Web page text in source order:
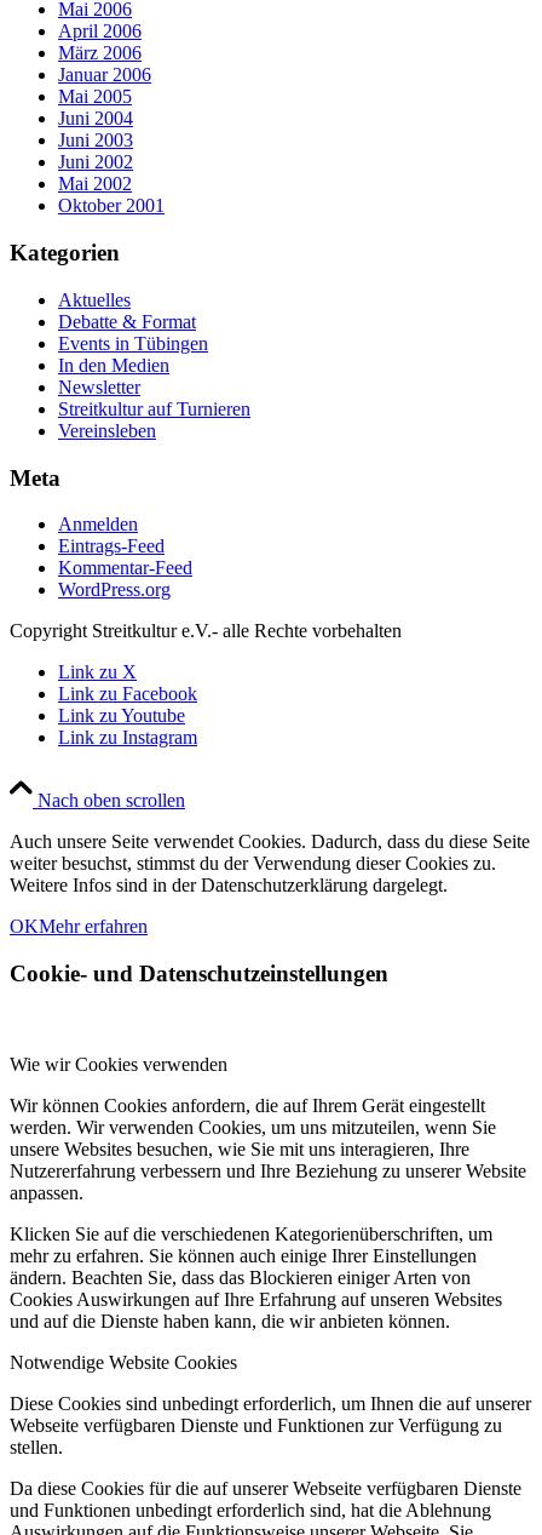
Mai 2006
April 2006
März 2006
Januar 2006
Mai 2005
Juni 2004
Juni 2003
Juni 2002
Mai 2002
Oktober 2001
Kategorien
Aktuelles
Debatte & Format
Events in Tübingen
In den Medien
Newsletter
Streitkultur auf Turnieren
Vereinsleben
Meta
Anmelden
Eintrags-Feed
Kommentar-Feed
WordPress.org
Copyright Streitkultur e.V.- alle Rechte vorbehalten
Link zu X
Link zu Facebook
Link zu Youtube
Link zu Instagram
Nach oben scrollen
Auch unsere Seite verwendet Cookies. Dadurch, dass du diese Seite
weiter besuchst, stimmst du der Verwendung dieser Cookies zu.
Weitere Infos sind in der Datenschutzerklärung dargelegt.
OKMehr erfahren
Cookie- und Datenschutzeinstellungen
Wie wir Cookies verwenden
Wir können Cookies anfordern, die auf Ihrem Gerät eingestellt
werden. Wir verwenden Cookies, um uns mitzuteilen, wenn Sie
unsere Websites besuchen, wie Sie mit uns interagieren, Ihre
Nutzererfahrung verbessern und Ihre Beziehung zu unserer Website
anpassen.
Klicken Sie auf die verschiedenen Kategorienüberschriften, um
mehr zu erfahren. Sie können auch einige Ihrer Einstellungen
ändern. Beachten Sie, dass das Blockieren einiger Arten von
Cookies Auswirkungen auf Ihre Erfahrung auf unseren Websites
und auf die Dienste haben kann, die wir anbieten können.
Notwendige Website Cookies
Diese Cookies sind unbedingt erforderlich, um Ihnen die auf unserer
Webseite verfügbaren Dienste und Funktionen zur Verfügung zu
stellen.
Da diese Cookies für die auf unserer Webseite verfügbaren Dienste
und Funktionen unbedingt erforderlich sind, hat die Ablehnung